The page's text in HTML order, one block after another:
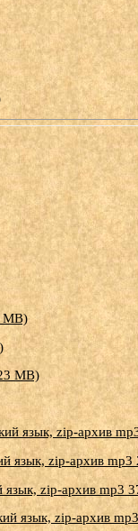
MB)
MB)
язык, zip-архив
язык, zip-архив
язык, zip-архив mp3
язык, zip-архив